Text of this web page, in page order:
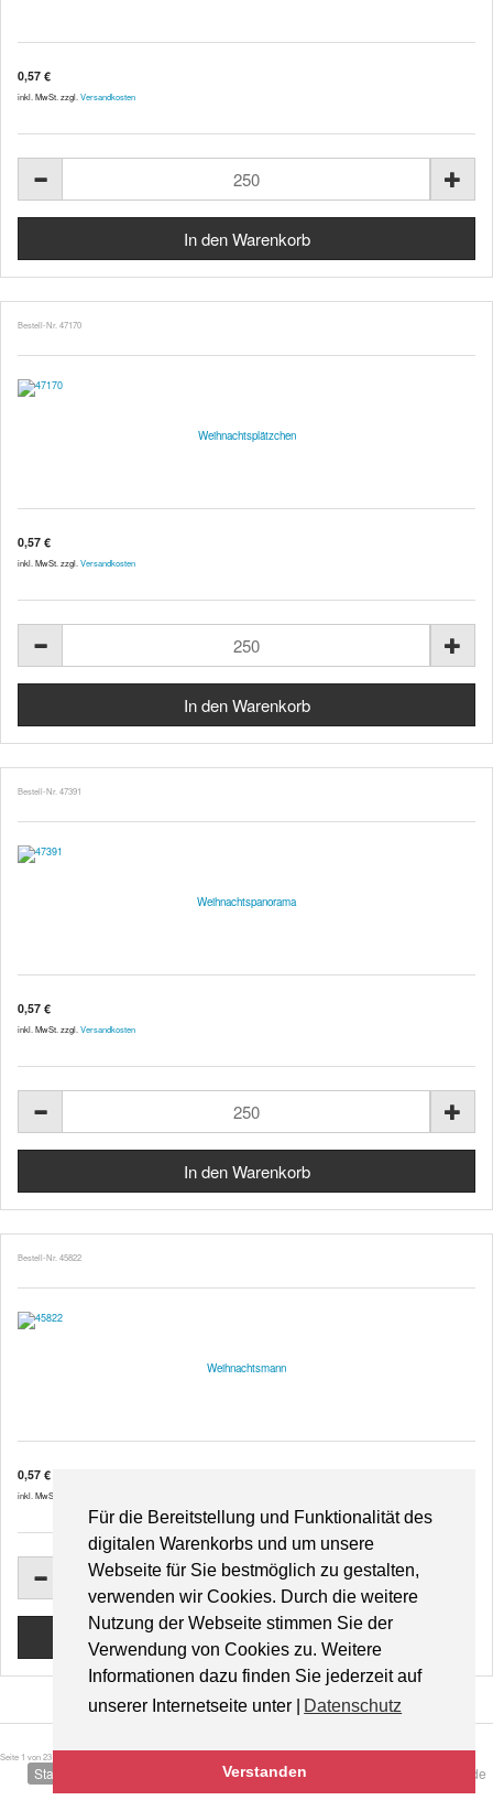
Für die Bereitstellung und Funktionalität des
digitalen Warenkorbs und um unsere
Webseite für Sie bestmöglich zu gestalten,
verwenden wir Cookies. Durch die weitere
Nutzung der Webseite stimmen Sie der
Verwendung von Cookies zu. Weitere
Informationen dazu finden Sie jederzeit auf
unserer Internetseite unter |
Datenschutz
Verstanden
0,57 €
inkl. MwSt. zzgl. Versandkosten
Bestell-Nr. 47170
Weihnachtsplätzchen
0,57 €
inkl. MwSt. zzgl. Versandkosten
Bestell-Nr. 47391
Weihnachtspanorama
0,57 €
inkl. MwSt. zzgl. Versandkosten
Bestell-Nr. 45822
Weihnachtsmann
0,57 €
inkl. MwSt. zzgl.
Seite 1 von 23
Start 5 6 7 Ende